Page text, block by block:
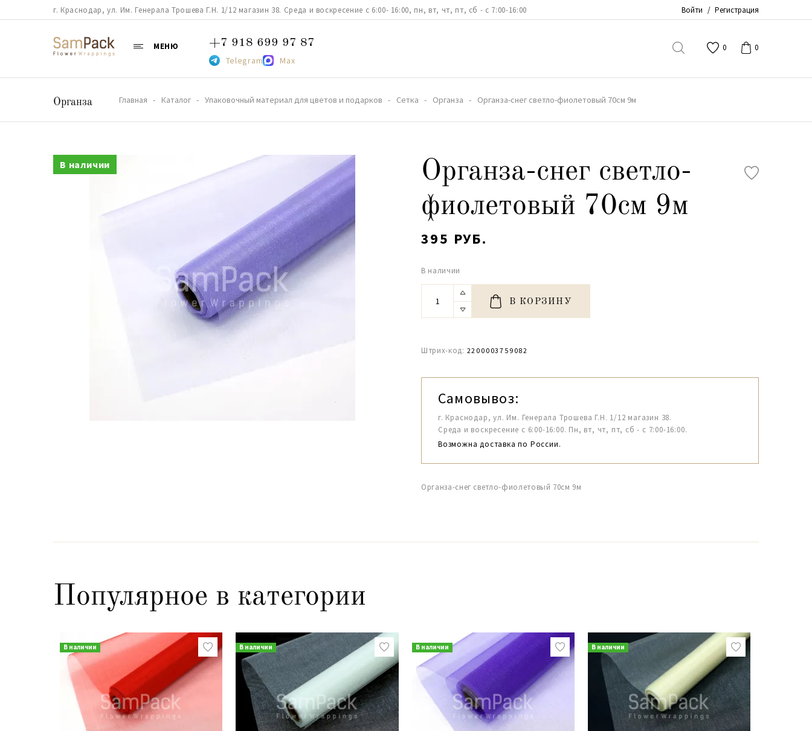
г. Краснодар, ул. Им. Генерала Трошева Г.Н. 1/12 магазин 38. Среда и воскресение с 6:00- 16:00, пн, вт, чт, пт, сб - с 7:00-16:00 Войти / Регистрация
МЕНЮ +7 918 699 97 87
Telegram Max
0 0
Органза Главная Каталог Упаковочный материал для цветов и подарков Сетка Органза Органза-снег светло-фиолетовый 70см 9м
В наличии
Органза-снег светло-
фиолетовый 70см 9м
395 РУБ.
В наличии
В КОРЗИНУ
Штрих-код: 2200003759082
Самовывоз:
г. Краснодар, ул. Им. Генерала Трошева Г.Н. 1/12 магазин 38.
Среда и воскресение с 6:00-16:00. Пн, вт, чт, пт, сб - с 7:00-16:00.
Возможна доставка по России.
Органза-снег светло-фиолетовый 70см 9м
Популярное в категории
В наличии В наличии В наличии В наличии